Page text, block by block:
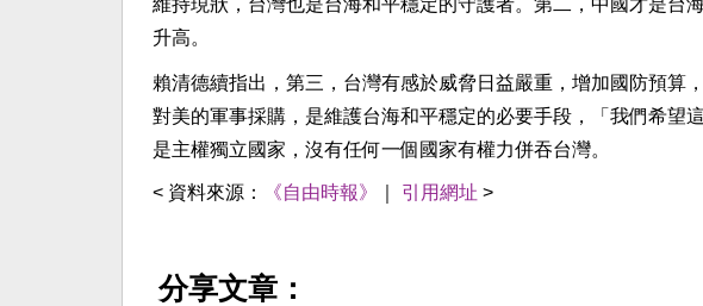
維持現狀，台灣也是台海和平穩定的守護者。第二，中國才是台
升高。
賴清德續指出，第三，台灣有感於威脅日益嚴重，增加國防預算
對美的軍事採購，是維護台海和平穩定的必要手段，「我們希望
是主權獨立國家，沒有任何一個國家有權力併吞台灣。
< 資料來源： 《自由時報》 引用網址 >
分享文章：